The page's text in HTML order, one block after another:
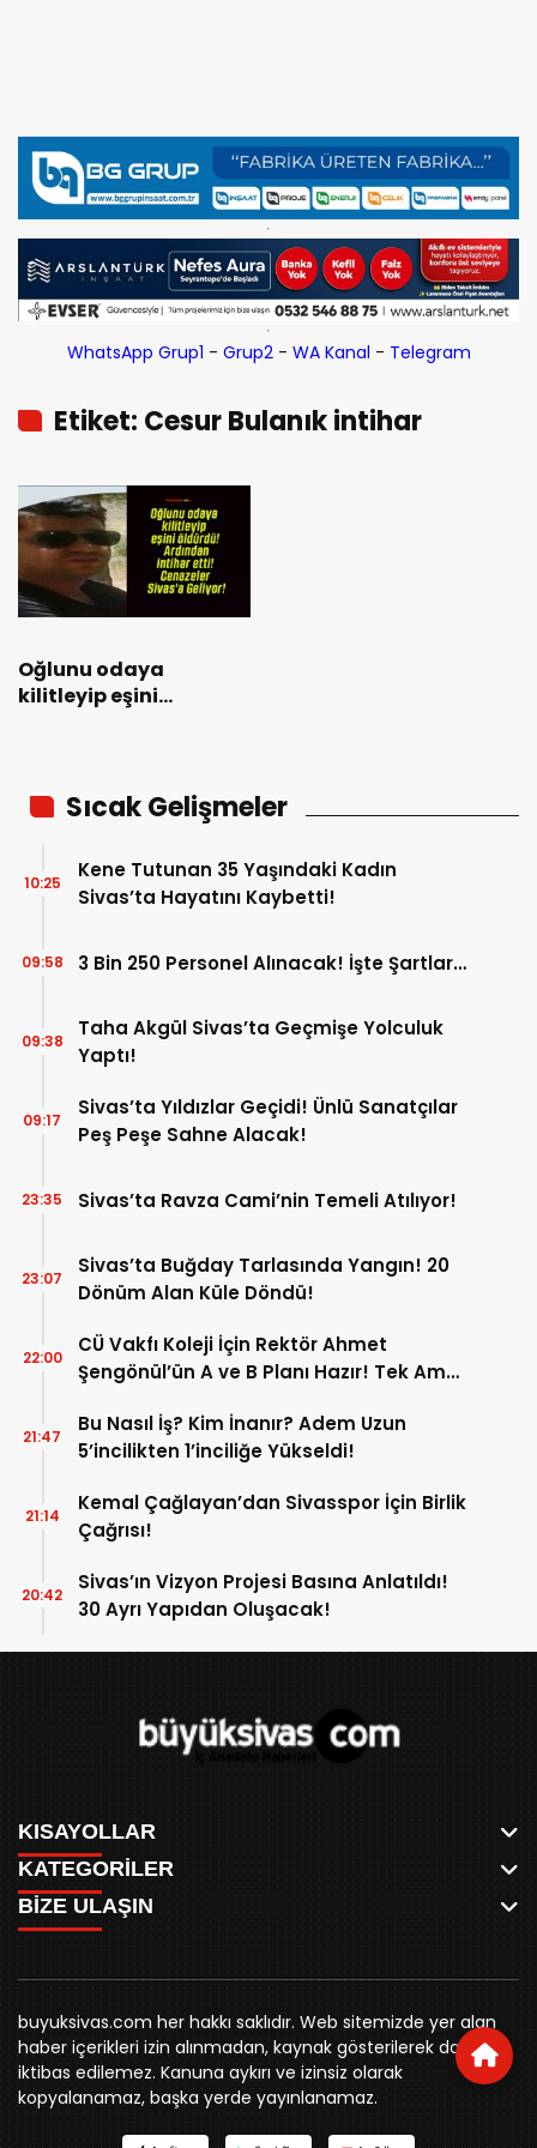
WhatsApp Grup1 - Grup2- WA Kanal - Telegram
Etiket: Cesur Bulanık intihar
Oğlunu odaya
kilitleyip eşini
Sıcak Gelişmeler
Kene Tutunan 35 Yaşındaki Kadın
Sivas’ta Hayatını Kaybetti!
10:25
3 Bin 250 Personel Alınacak! İşte Şartlar…
09:58
Taha Akgül Sivas’ta Geçmişe Yolculuk
Yaptı!
09:38
Sivas’ta Yıldızlar Geçidi! Ünlü Sanatçılar
Peş Peşe Sahne Alacak!
09:17
Sivas’ta Ravza Cami’nin Temeli Atılıyor!
23:35
Sivas’ta Buğday Tarlasında Yangın! 20
Dönüm Alan Küle Döndü!
23:07
CÜ Vakfı Koleji İçin Rektör Ahmet
Şengönül’ün A ve B Planı Hazır! Tek Amaç
22:00
Bu Nasıl İş? Kim İnanır? Adem Uzun
5’incilikten 1’inciliğe Yükseldi!
21:47
Kemal Çağlayan’dan Sivasspor İçin Birlik
Çağrısı!
21:14
Sivas’ın Vizyon Projesi Basına Anlatıldı!
30 Ayrı Yapıdan Oluşacak!
20:42
KISAYOLLAR
ANASAYFA
AKSU CANLI
MEYDAN CANLI
MEDRESELER CANLI
MERAKÜM CANLI
YUKARI TEKKE CANLI
KURUMSAL KİMLİK
REKLAM FİYATLARI
BİZE ULAŞIN
KÜNYE
KATEGORİLER
WHATSAPP
SPOR
SİYASET
BELEDİYE
SİVAS VALİLİĞİ
ÜNİVERSİTE
KURUMLAR
STK
YORUM
BİZE ULAŞIN
0346 221 00 60
buyuksivashaber@gmail.com
Örtülüpınar Mah. İnönü Bulvarı Özkahya Apt. Kat:3 D:7
Sivas
buyuksivas.com her hakkı saklıdır. Web sitemizde yer alan
haber içerikleri izin alınmadan, kaynak gösterilerek dahi
iktibas edilemez. Kanuna aykırı ve izinsiz olarak
kopyalanamaz, başka yerde yayınlanamaz.